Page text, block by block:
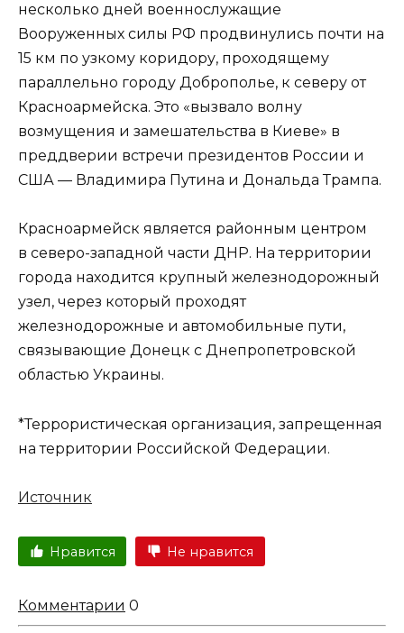
несколько дней военнослужащие
Вооруженных силы РФ продвинулись почти на
15 км по узкому коридору, проходящему
параллельно городу Доброполье, к северу от
Красноармейска. Это «вызвало волну
возмущения и замешательства в Киеве» в
преддверии встречи президентов России и
США — Владимира Путина и Дональда Трампа.
Красноармейск является районным центром
в северо-западной части ДНР. На территории
города находится крупный железнодорожный
узел, через который проходят
железнодорожные и автомобильные пути,
связывающие Донецк с Днепропетровской
областью Украины.
*Террористическая организация, запрещенная
на территории Российской Федерации.
Источник
Нравится Не нравится
Комментарии 0